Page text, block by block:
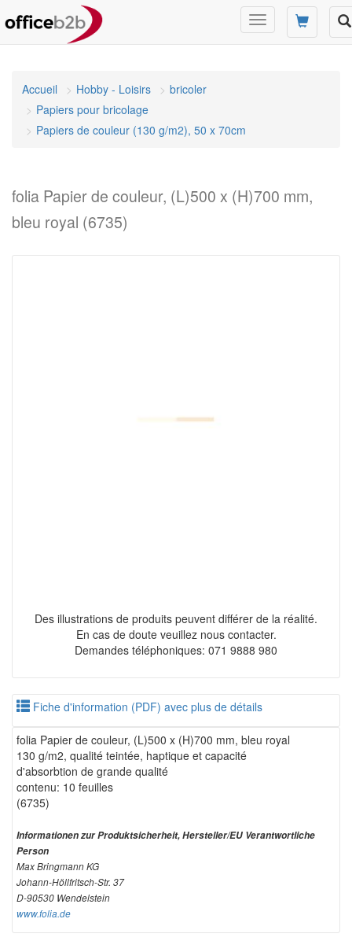
Changer
mode
Accueil
Hobby - Loisirs
bricoler
Papiers pour bricolage
Papiers de couleur (130 g/m2), 50 x 70cm
folia Papier de couleur, (L)500 x (H)700 mm,
bleu royal (6735)
Des illustrations de produits peuvent différer de la réalité.
En cas de doute veuillez nous contacter.
Demandes téléphoniques: 071 9888 980
Fiche d'information (PDF) avec plus de détails
folia Papier de couleur, (L)500 x (H)700 mm, bleu royal
130 g/m2, qualité teintée, haptique et capacité
d'absorbtion de grande qualité
contenu: 10 feuilles
(6735)
Informationen zur Produktsicherheit, Hersteller/EU Verantwortliche
Person
Max Bringmann KG
Johann-Höllfritsch-Str. 37
D-90530 Wendelstein
www.folia.de